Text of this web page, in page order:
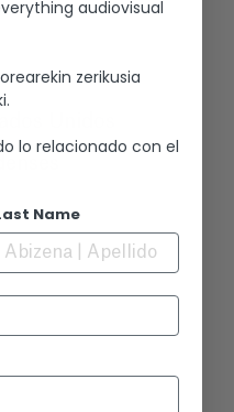
Unidos
audiovisual
zerikusia
lo relacionado con el
Name